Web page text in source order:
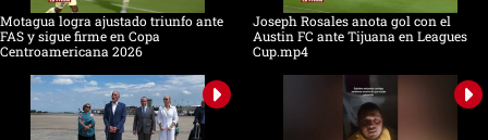
Motagua logra ajustado triunfo ante
FAS y sigue firme en Copa
Centroamericana 2026
Joseph Rosales anota gol con el
Austin FC ante Tijuana en Leagues
Cup.mp4